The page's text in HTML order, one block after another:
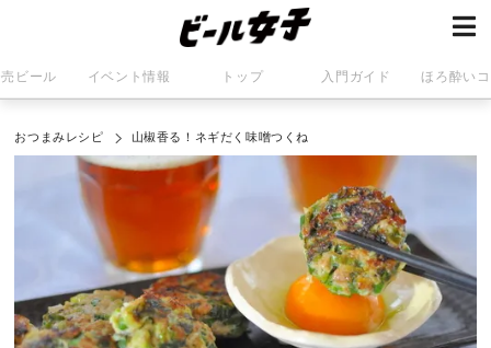
ビール イベント情報 トップ 入門ガイド ほろ酔い
おつまみレシピ 山椒香る！ネギだく味噌つくね